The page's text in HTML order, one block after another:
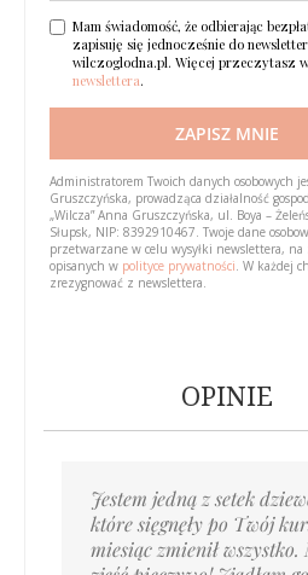
Mam świadomość, że odbierając
zapisuję się jednocześnie do
wilczoglodna.pl. Więcej przeczytasz
newslettera.
ZAPISZ MNIE
Loading…
Administratorem Twoich danych osobowych
Gruszczyńska, prowadząca działalność
„Wilcza” Anna Gruszczyńska, ul. Boya –
Słupsk, NIP: 8392910467. Twoje dane
przetwarzane w celu wysyłki newslettera, na
opisanych w polityce prywatności. W każdej
zrezygnować z newslettera.
OPINIE
Jestem jedną z setek
które sięgnęły po Twój
miesiąc zmienił wszystko.
Piszę po prawie roku.
mnie nie pamiętać,
ale ja nie zapomnę Cię
Byłaś pierwszą osobą,
której powiedziałem
'Cześć, jestem Bartek,
Gdyby taki kurs pojawił
miałam naście lat, to teraz
moje życie wyglądałoby
Mentoring to cenne
i wsparcie; jedz
słuchaj organizmu, ignoruj
Ponad rok temu trafiłam
na twój Blog. On pomógł
mi odmienić całe moje
Nie myślałam, że wyjście
z zaburzeń odżywiania
takie proste! Już od
Trzy miesiące temu
do Ciebie list z błaganiem
o pomoc, w sytuacji